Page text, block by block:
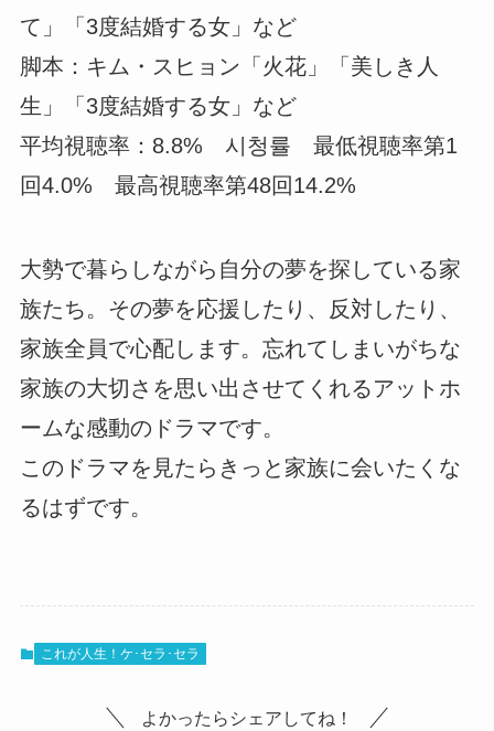
て」「3度結婚する女」など
脚本：キム・スヒョン「火花」「美しき人
生」「3度結婚する女」など
平均視聴率：8.8% 시청률 最低視聴率第1
回4.0% 最高視聴率第48回14.2%
大勢で暮らしながら自分の夢を探している家
族たち。その夢を応援したり、反対したり、
家族全員で心配します。忘れてしまいがちな
家族の大切さを思い出させてくれるアットホ
ームな感動のドラマです。
このドラマを見たらきっと家族に会いたくな
るはずです。
これが人生！ケ･セラ･セラ
よかったらシェアしてね！